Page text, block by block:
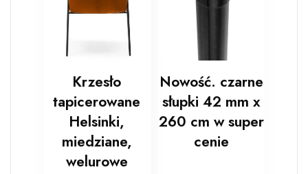
Krzesło
tapicerowane
Helsinki,
miedziane,
welurowe
Nowość. czarne
słupki 42 mm x
260 cm w super
cenie